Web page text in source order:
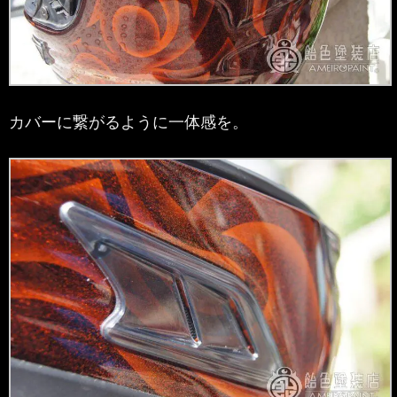
カバーに繋がるように一体感を。